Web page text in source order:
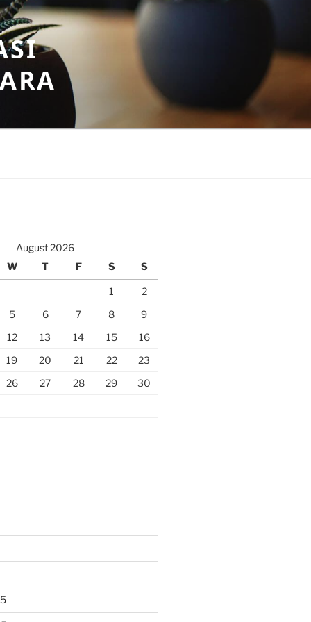
August 2026
W T F S S
1
2
5 6 7 8
9
12 13 14 15
16
19 20 21 22
23
26 27 28 29
30